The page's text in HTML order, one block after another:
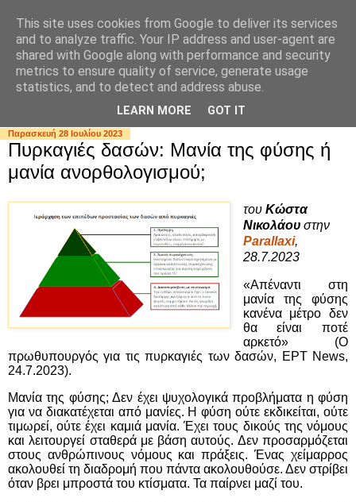
Παρασκευή 28 Ιουλίου 2023
Πυρκαγιές δασών: Μανία της φύσης ή
μανία ανορθολογισμού;
του Κώστα
Νικολάουστην
Parallaxi,
28.7.2023
«Απέναντι στη
μανία της φύσης
κανένα μέτρο δεν
θα είναι ποτέ
αρκετό» (Ο
πρωθυπουργός για τις πυρκαγιές των δασών, ΕΡΤ News,
24.7.2023).
Μανία της φύσης; Δεν έχει ψυχολογικά προβλήματα η φύση
για να διακατέχεται από μανίες. Η φύση ούτε εκδικείται, ούτε
τιμωρεί, ούτε έχει καμιά μανία. Έχει τους δικούς της νόμους
και λειτουργεί σταθερά με βάση αυτούς. Δεν προσαρμόζεται
στους ανθρώπινους νόμους και πράξεις. Ένας χείμαρρος
ακολουθεί τη διαδρομή που πάντα ακολουθούσε. Δεν στρίβει
όταν βρει μπροστά του κτίσματα. Τα παίρνει μαζί του.
This site uses cookies from Google to deliver its services
and to analyze traffic. Your IP address and user-agent are
shared with Google along with performance and security
metrics to ensure quality of service, generate usage
statistics, and to detect and address abuse.
LEARN MORE GOT IT